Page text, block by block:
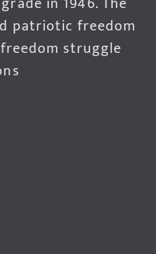
patriotic freedom
struggle